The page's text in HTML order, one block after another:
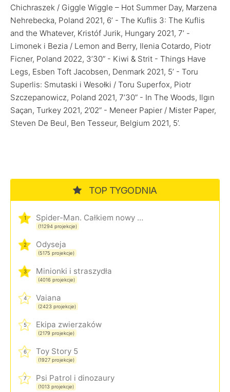
Chichraszek / Giggle Wiggle – Hot Summer Day, Marzena
Nehrebecka, Poland 2021, 6’ - The Kuflis 3: The Kuflis
and the Whatever, Kristóf Jurik, Hungary 2021, 7’ -
Limonek i Bezia / Lemon and Berry, Ilenia Cotardo, Piotr
Ficner, Poland 2022, 3’30” - Kiwi & Strit - Things Have
Legs, Esben Toft Jacobsen, Denmark 2021, 5’ - Toru
Superlis: Smutaski i Wesołki / Toru Superfox, Piotr
Szczepanowicz, Poland 2021, 7’30” - In The Woods, Ilgın
Saçan, Turkey 2021, 2’02” - Meneer Papier / Mister Paper,
Steven De Beul, Ben Tesseur, Belgium 2021, 5’.
TOP TYGODNIA
1 Spider-Man. Całkiem nowy dzień
(11294 projekcje)
2 Odyseja
(5175 projekcje)
3 Minionki i straszydła
(4016 projekcje)
4 Vaiana
(2423 projekcje)
5 Ekipa zwierzaków
(2179 projekcje)
6 Toy Story 5
(1927 projekcje)
7 Psi Patrol i dinozaury
(1013 projekcje)